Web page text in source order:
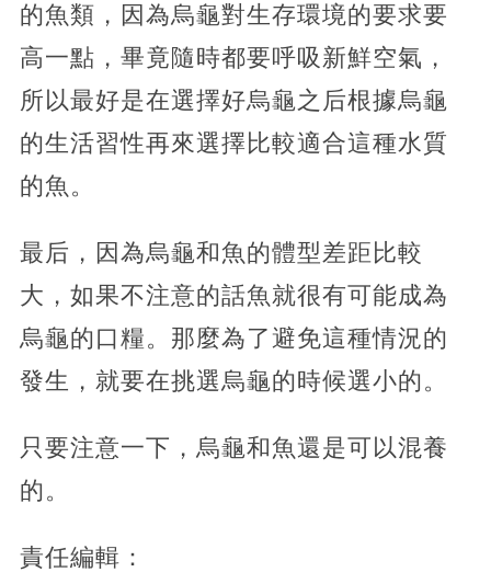
的魚類，因為烏龜對生存環境的要求要
高一點，畢竟隨時都要呼吸新鮮空氣，
所以最好是在選擇好烏龜之后根據烏龜
的生活習性再來選擇比較適合這種水質
的魚。
最后，因為烏龜和魚的體型差距比較
大，如果不注意的話魚就很有可能成為
烏龜的口糧。那麼為了避免這種情況的
發生，就要在挑選烏龜的時候選小的。
只要注意一下，烏龜和魚還是可以混養
的。
責任編輯：